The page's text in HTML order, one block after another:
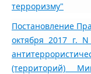
терроризму"
Постановление
октября 2017 г.
(территорий)